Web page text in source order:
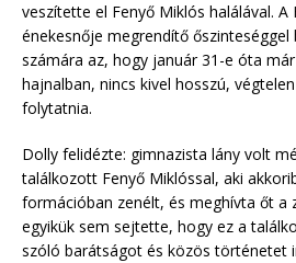
veszítette el Fenyő Miklós halálával. A
énekesnője megrendítő
számára az, hogy január 31-e óta
hajnalban, nincs kivel hosszú,
folytatnia.
Dolly felidézte: gimnazista lány volt
találkozott Fenyő Miklóssal, aki
formációban zenélt, és meghívta őt a
egyikük sem sejtette, hogy ez a
szóló barátságot és közös történetet